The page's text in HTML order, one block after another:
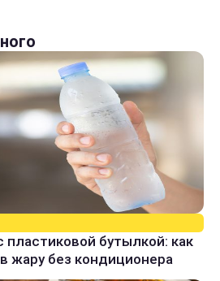
бутылкой: как
жару без кондиционера